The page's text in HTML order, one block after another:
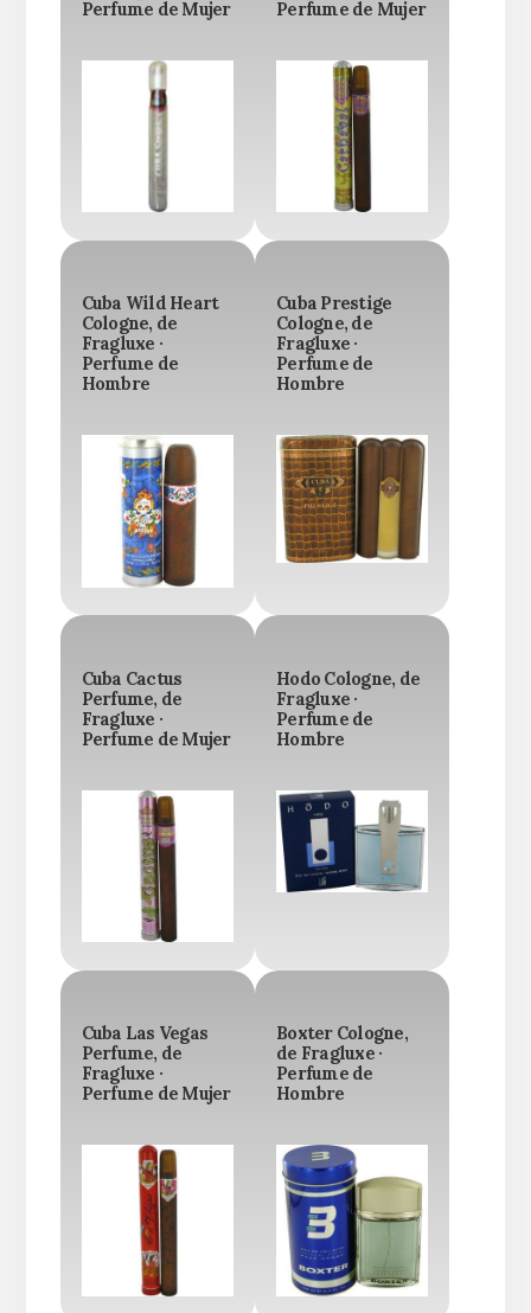
Perfume de Mujer
Perfume de Mujer
Cuba Wild Heart
Cologne, de
Fragluxe ·
Perfume de
Hombre
Cuba Prestige
Cologne, de
Fragluxe ·
Perfume de
Hombre
Cuba Cactus
Perfume, de
Fragluxe ·
Perfume de Mujer
Hodo Cologne, de
Fragluxe ·
Perfume de
Hombre
Cuba Las Vegas
Perfume, de
Fragluxe ·
Perfume de Mujer
Boxter Cologne,
de Fragluxe ·
Perfume de
Hombre